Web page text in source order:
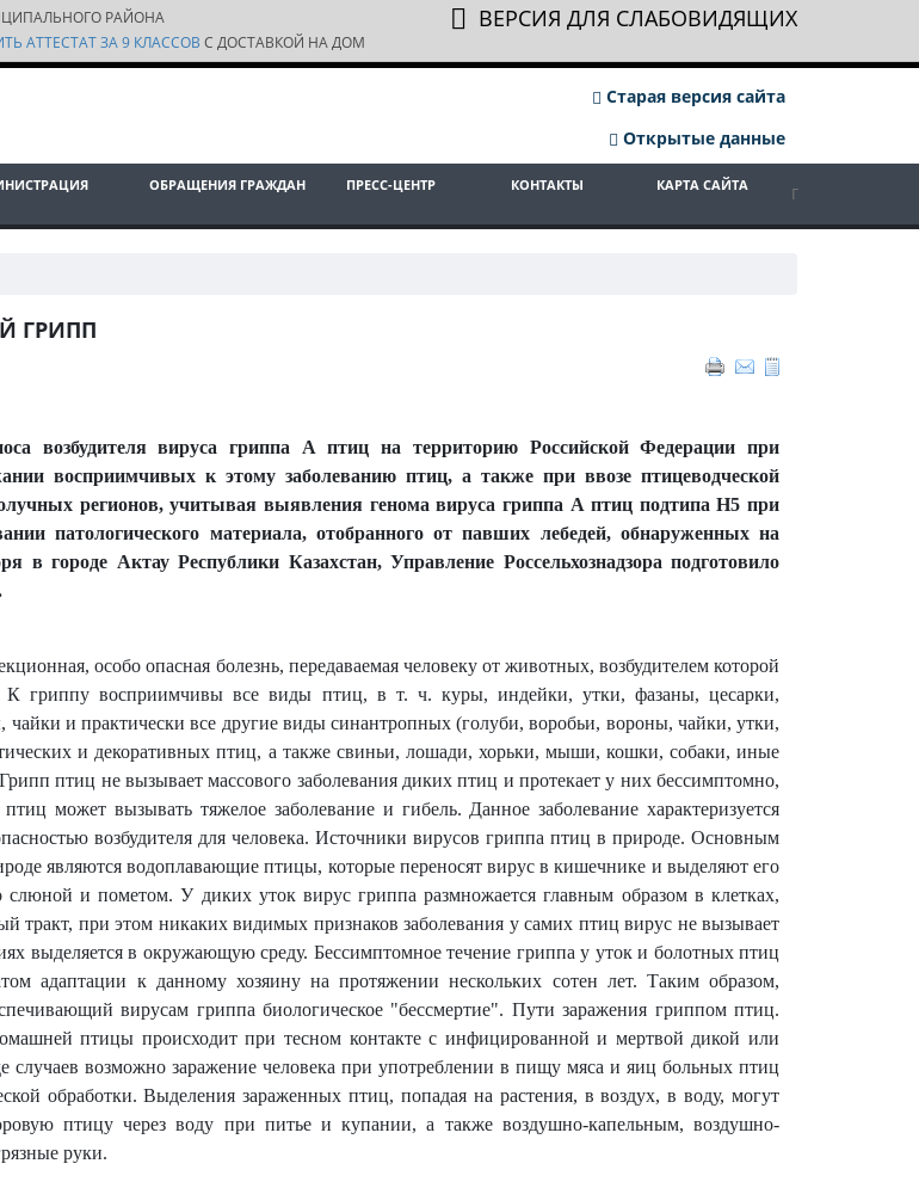
ВЕРСИЯ ДЛЯ СЛАБОВИДЯЩИХ
РАЙОНА
АТТЕСТАТ ЗА 9 КЛАССОВ С ДОСТАВКОЙ НА ДОМ
Старая версия сайта
Открытые данные
ОБРАЩЕНИЯ ГРАЖДАН ПРЕСС-ЦЕНТР КОНТАКТЫ КАРТА САЙТА
ГРИПП
возбудителя вируса гриппа А птиц на территорию Российской Федерации при
восприимчивых к этому заболеванию птиц, а также при ввозе птицеводческой
регионов, учитывая выявления генома вируса гриппа А птиц подтипа Н5 при
патологического материала, отобранного от павших лебедей, обнаруженных на
в городе Актау Республики Казахстан, Управление Россельхознадзора подготовило
особо опасная болезнь, передаваемая человеку от животных, возбудителем которой
К гриппу восприимчивы все виды птиц, в т. ч. куры, индейки, утки, фазаны, цесарки,
чайки и практически все другие виды синантропных (голуби, воробьи, вороны, чайки, утки,
и декоративных птиц, а также свиньи, лошади, хорьки, мыши, кошки, собаки, иные
птиц не вызывает массового заболевания диких птиц и протекает у них бессимптомно,
может вызывать тяжелое заболевание и гибель. Данное заболевание характеризуется
возбудителя для человека. Источники вирусов гриппа птиц в природе. Основным
являются водоплавающие птицы, которые переносят вирус в кишечнике и выделяют его
и пометом. У диких уток вирус гриппа размножается главным образом в клетках,
тракт, при этом никаких видимых признаков заболевания у самих птиц вирус не вызывает
выделяется в окружающую среду. Бессимптомное течение гриппа у уток и болотных птиц
адаптации к данному хозяину на протяжении нескольких сотен лет. Таким образом,
вирусам гриппа биологическое "бессмертие". Пути заражения гриппом птиц.
птицы происходит при тесном контакте с инфицированной и мертвой дикой или
случаев возможно заражение человека при употреблении в пищу мяса и яиц больных птиц
обработки. Выделения зараженных птиц, попадая на растения, в воздух, в воду, могут
птицу через воду при питье и купании, а также воздушно-капельным, воздушно-
руки.